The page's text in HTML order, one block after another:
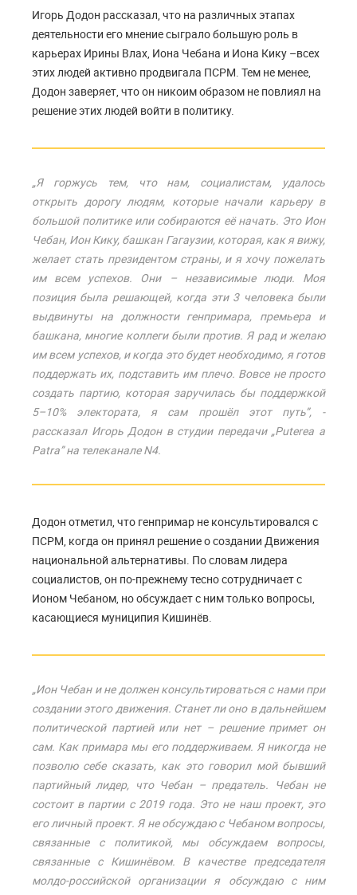
Игорь Додон рассказал, что на различных этапах
деятельности его мнение сыграло большую роль в
карьерах Ирины Влах, Иона Чебана и Иона Кику –всех
этих людей активно продвигала ПСРМ. Тем не менее,
Додон заверяет, что он никоим образом не повлиял на
решение этих людей войти в политику.
„Я горжусь тем, что нам, социалистам, удалось
открыть дорогу людям, которые начали карьеру в
большой политике или собираются её начать. Это Ион
Чебан, Ион Кику, башкан Гагаузии, которая, как я вижу,
желает стать президентом страны, и я хочу пожелать
им всем успехов. Они – независимые люди. Моя
позиция была решающей, когда эти 3 человека были
выдвинуты на должности генпримара, премьера и
башкана, многие коллеги были против. Я рад и желаю
им всем успехов, и когда это будет необходимо, я готов
поддержать их, подставить им плечо. Вовсе не просто
создать партию, которая заручилась бы поддержкой
5–10% электората, я сам прошёл этот путь”, -
рассказал Игорь Додон в студии передачи „Puterea a
Patra” на телеканале N4.
Додон отметил, что генпримар не консультировался с
ПСРМ, когда он принял решение о создании Движения
национальной альтернативы. По словам лидера
социалистов, он по-прежнему тесно сотрудничает с
Ионом Чебаном, но обсуждает с ним только вопросы,
касающиеся муниципия Кишинёв.
„Ион Чебан и не должен консультироваться с нами при
создании этого движения. Станет ли оно в дальнейшем
политической партией или нет – решение примет он
сам. Как примара мы его поддерживаем. Я никогда не
позволю себе сказать, как это говорил мой бывший
партийный лидер, что Чебан – предатель. Чебан не
состоит в партии с 2019 года. Это не наш проект, это
его личный проект. Я не обсуждаю с Чебаном вопросы,
связанные с политикой, мы обсуждаем вопросы,
связанные с Кишинёвом. В качестве председателя
молдо-российской организации я обсуждаю с ним